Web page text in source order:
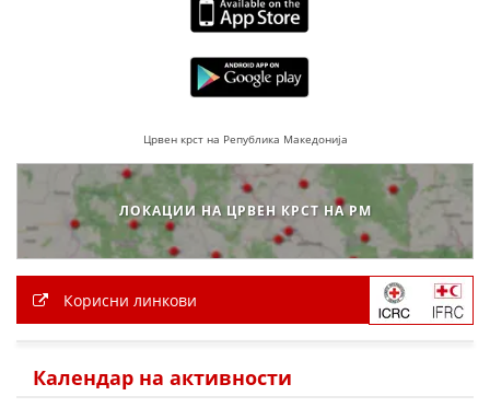
Црвен крст на Република Македонија
ЛОКАЦИИ НА ЦРВЕН КРСТ НА РМ
Корисни линкови
Календар на активности